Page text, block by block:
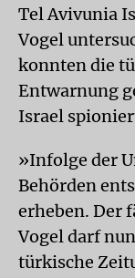
Tel Avivunia
Vogel
konnten die
Entwarnung
Israel
»Infolge der
Behörden
erheben. Der
Vogel darf
türkische